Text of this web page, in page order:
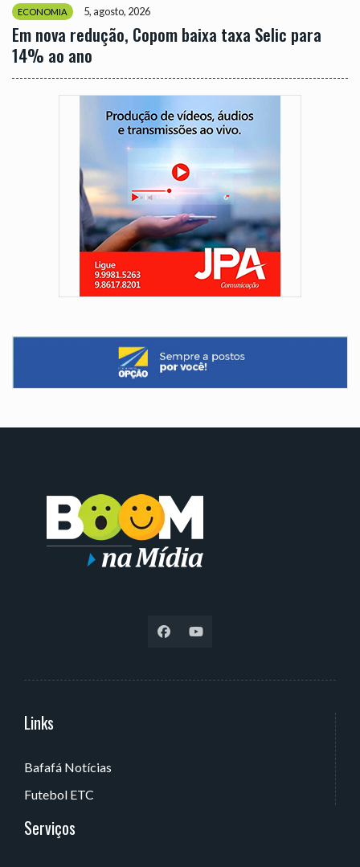
ECONOMIA 5, agosto, 2026
Em nova redução, Copom baixa taxa Selic para
14% ao ano
Links
Bafafá Notícias
Futebol ETC
Serviços
Serviços